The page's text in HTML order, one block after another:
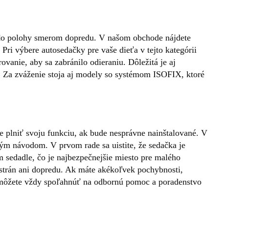
smerom dopredu. V našom obchode nájdete
výbere autosedačky pre vaše dieťa v tejto kategórii
aby sa zabránilo odieraniu. Dôležitá je aj
zváženie stoja aj modely so systémom ISOFIX, ktoré
plniť svoju funkciu, ak bude nesprávne nainštalované. V
návodom. V prvom rade sa uistite, že sedačka je
čo je najbezpečnejšie miesto pre malého
ani dopredu. Ak máte akékoľvek pochybnosti,
vždy spoľahnúť na odbornú pomoc a poradenstvo